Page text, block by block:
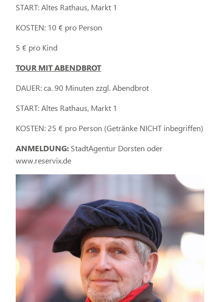
START: Altes Rathaus, Markt 1
KOSTEN: 10 € pro Person
5 € pro Kind
TOUR MIT ABENDBROT
DAUER: ca. 90 Minuten zzgl. Abendbrot
START: Altes Rathaus, Markt 1
KOSTEN: 25 € pro Person (Getränke NICHT inbegriffen)
ANMELDUNG: StadtAgentur Dorsten oder
www.reservix.de